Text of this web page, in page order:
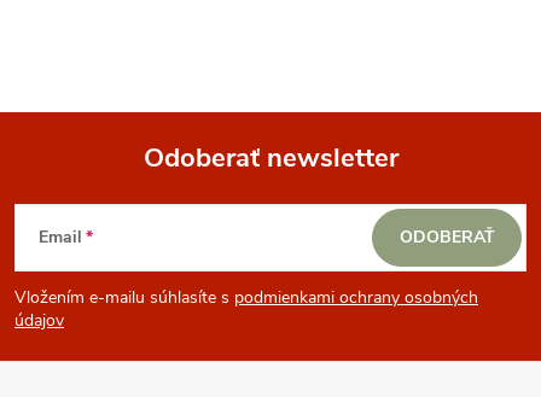
Z
á
p
Odoberať newsletter
Email
Vložením e-mailu súhlasíte s podmienkami ochrany osobných
údajov
ODOBERAŤ